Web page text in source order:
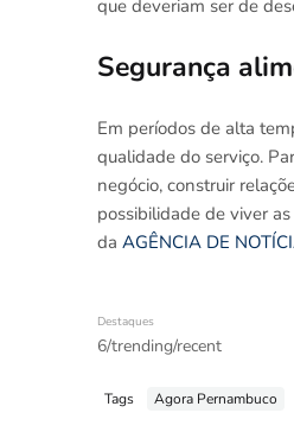
que deveriam ser de
Segurança
Em períodos de alta
qualidade do serviço.
negócio, construir
possibilidade de viver
da AGÊNCIA DE
Destaques
6/trending/recent
Tags Agora Pernambuco